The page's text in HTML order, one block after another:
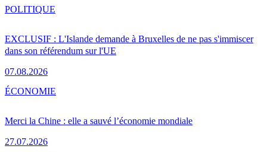
EXCLUSIF : L'Islande demande à Bruxelles de ne pas s'immiscer
dans son référendum sur l'UE
07.08.2026
POLITIQUE
Merci la Chine : elle a sauvé l’économie mondiale
27.07.2026
ÉCONOMIE